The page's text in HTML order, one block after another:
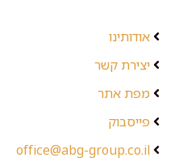
אודותינו
יצירת קשר
מפת אתר
פייסבוק
office@abg-group.co.il